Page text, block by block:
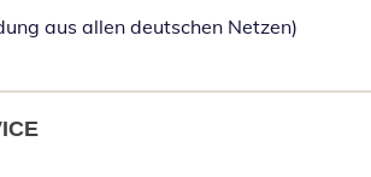
aus allen deutschen Netzen)